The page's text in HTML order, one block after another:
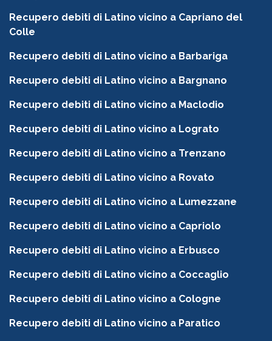
Recupero debiti di Latino vicino a Capriano del
Colle
Recupero debiti di Latino vicino a Barbariga
Recupero debiti di Latino vicino a Bargnano
Recupero debiti di Latino vicino a Maclodio
Recupero debiti di Latino vicino a Lograto
Recupero debiti di Latino vicino a Trenzano
Recupero debiti di Latino vicino a Rovato
Recupero debiti di Latino vicino a Lumezzane
Recupero debiti di Latino vicino a Capriolo
Recupero debiti di Latino vicino a Erbusco
Recupero debiti di Latino vicino a Coccaglio
Recupero debiti di Latino vicino a Cologne
Recupero debiti di Latino vicino a Paratico